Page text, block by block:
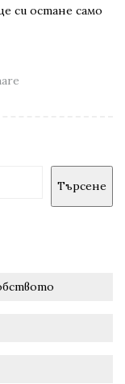
си остане само
Търсене